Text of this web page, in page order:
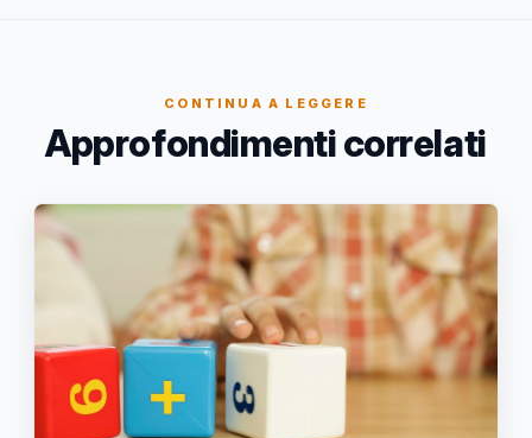
CONTINUA A LEGGERE
Approfondimenti correlati